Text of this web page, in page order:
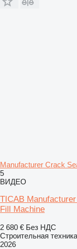
Manufacturer Crack
5
ВИДЕО
TICAB
Fill Machine
2 680 € Без НДС
Строительная
2026